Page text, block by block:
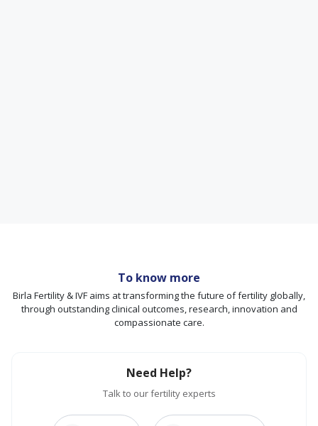
To know more
Birla Fertility & IVF aims at transforming the future of fertility globally,
through outstanding clinical outcomes, research, innovation and
compassionate care.
Need Help?
Talk to our fertility experts